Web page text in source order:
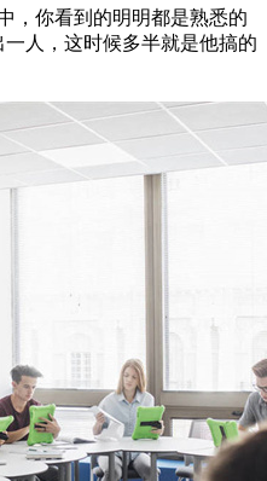
，你看到的明明都是熟悉的
人，这时候多半就是他搞的